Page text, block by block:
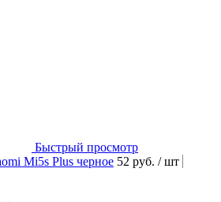
Быстрый просмотр
Mi5s Plus черное 52 руб. / шт